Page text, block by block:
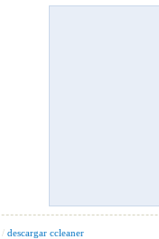
/ descargar ccleaner